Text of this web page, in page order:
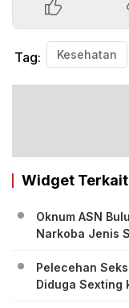
Tag: Kesehatan
Widget Terkait
Oknum ASN
Narkoba Jenis
Pelecehan
Diduga Sexting